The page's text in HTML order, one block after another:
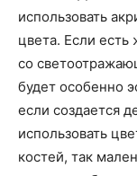
использовать
цвета. Если есть
со
будет особенно
если создается
использовать
костей, так